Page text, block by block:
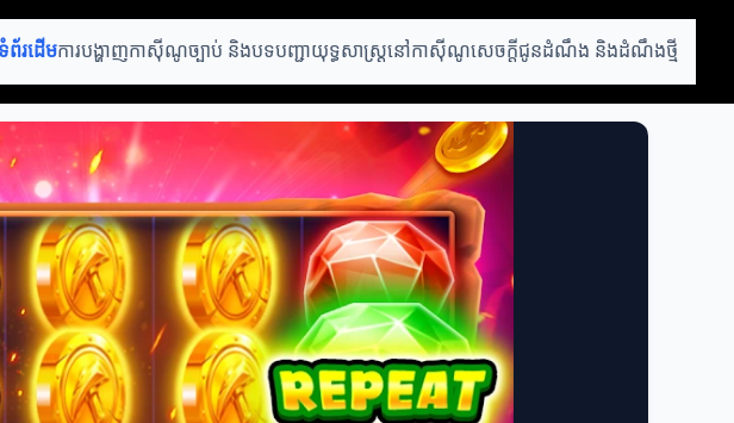
ទំព័រដើមការបង្ហាញកាស៊ីណូច្បាប់ និងបទបញ្ជាយុទ្ធសាស្ត្រនៅកាស៊ីណូសេចក្តីជូនដំណឹង និងដំណឹងថ្មី